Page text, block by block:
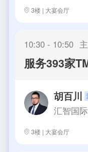
3楼 | 大宴会厅
10:30 - 10:50
服务393家
胡百川
汇智国
3楼 | 大宴会厅